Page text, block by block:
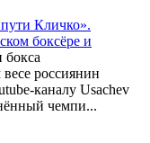
Кличко».
боксёре и
россиянин
каналу Usachev
чемпи...